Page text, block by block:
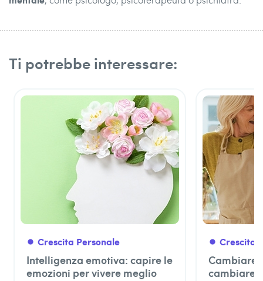
Ti potrebbe interessare:
fiber_manual_record Crescita Personale
Intelligenza emotiva: capire le
emozioni per vivere meglio
fiber_manual_record Crescita
Cambiare
cambiare